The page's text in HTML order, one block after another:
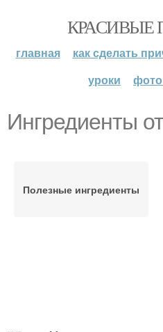
КРАСИВЫЕ
главная как сделать
уроки
Ингредиенты
Полезные ингредиенты